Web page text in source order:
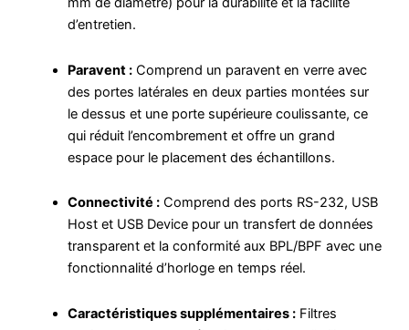
d’entretien.
Paravent : Comprend un paravent en verre avec
des portes latérales en deux parties montées sur
le dessus et une porte supérieure coulissante, ce
qui réduit l’encombrement et offre un grand
espace pour le placement des échantillons.
Connectivité : Comprend des ports RS-232, USB
Host et USB Device pour un transfert de données
transparent et la conformité aux BPL/BPF avec une
fonctionnalité d’horloge en temps réel.
Caractéristiques supplémentaires : Filtres